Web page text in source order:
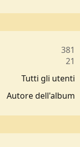
0
t
381
21
Tutti gli utenti
Autore dell'album